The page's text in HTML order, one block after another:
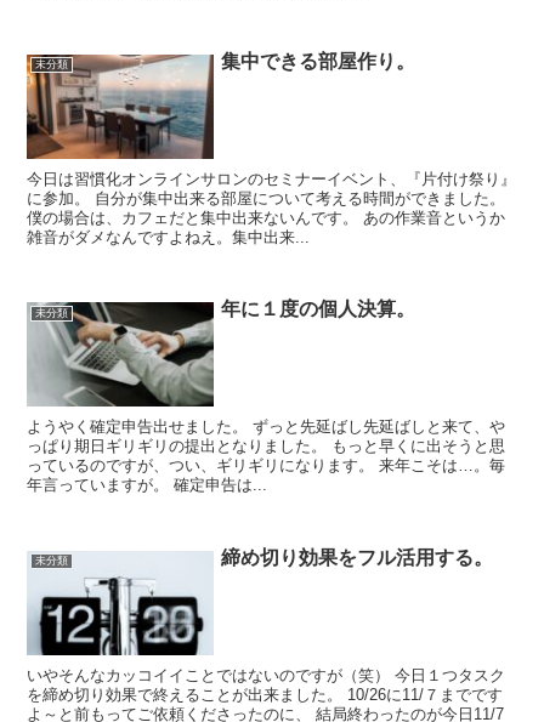
未分類 集中できる部屋作り。
今日は習慣化オンラインサロンのセミナーイベント、『片付け祭り』
に参加。 自分が集中出来る部屋について考える時間ができました。
僕の場合は、カフェだと集中出来ないんです。 あの作業音というか
雑音がダメなんですよねえ。集中出来...
未分類 年に１度の個人決算。
ようやく確定申告出せました。 ずっと先延ばし先延ばしと来て、や
っぱり期日ギリギリの提出となりました。 もっと早くに出そうと思
っているのですが、つい、ギリギリになります。 来年こそは…。毎
年言っていますが。 確定申告は...
未分類 締め切り効果をフル活用する。
いやそんなカッコイイことではないのですが（笑） 今日１つタスク
を締め切り効果で終えることが出来ました。 10/26に11/７までです
よ～と前もってご依頼くださったのに、 結局終わったのが今日11/7